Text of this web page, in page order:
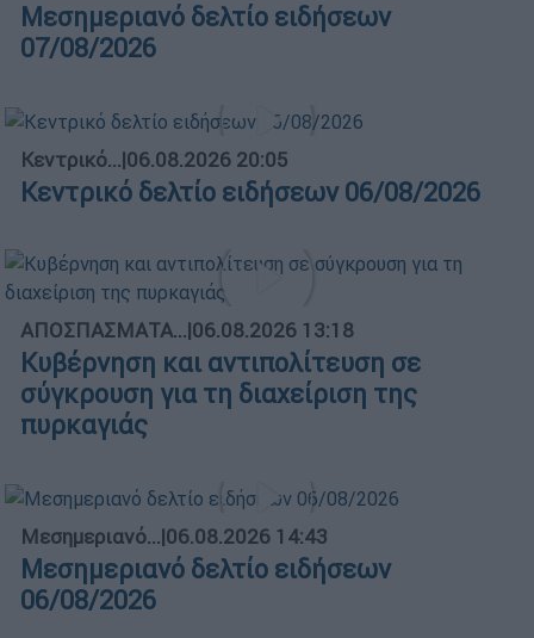
Μεσημεριανό δελτίο ειδήσεων
07/08/2026
Κεντρικό...|06.08.2026 20:05
Κεντρικό δελτίο ειδήσεων 06/08/2026
ΑΠΟΣΠΑΣΜΑΤΑ...|06.08.2026 13:18
Κυβέρνηση και αντιπολίτευση σε
σύγκρουση για τη διαχείριση της
πυρκαγιάς
Μεσημεριανό...|06.08.2026 14:43
Μεσημεριανό δελτίο ειδήσεων
06/08/2026